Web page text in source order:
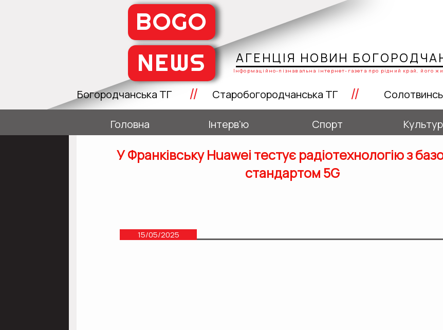
АГЕНЦІЯ НОВИН
Інформаційно-пізнавальна інтернет-газета про рідний край, його
BOGO
NEWS
Богородчанська ТГ // Старобогородчанська ТГ //
Головна Інтерв'ю Спорт
У Франківську Huawei тестує радіотехнологію з
стандартом 5G
15/05/2025